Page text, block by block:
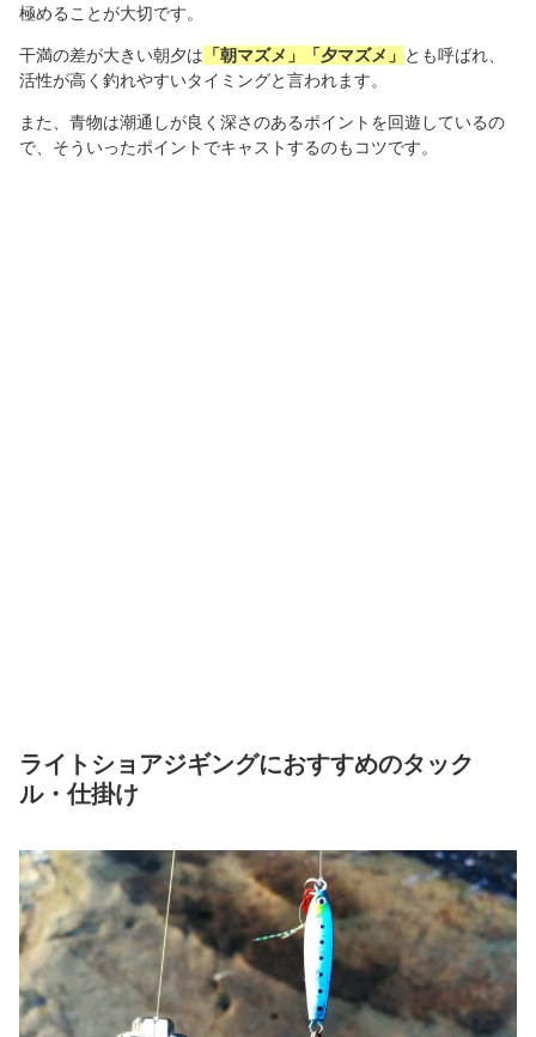
極めることが大切です。
干満の差が大きい朝夕は 「朝マズメ」「夕マズメ」 とも呼ばれ、
活性が高く釣れやすいタイミングと言われます。
また、青物は潮通しが良く深さのあるポイントを回遊しているの
で、そういったポイントでキャストするのもコツです。
ライトショアジギングにおすすめのタック
ル・仕掛け